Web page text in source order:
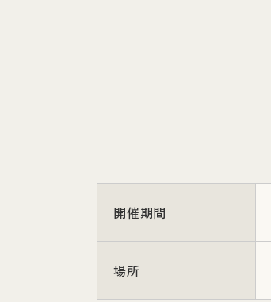
開催期間
場所